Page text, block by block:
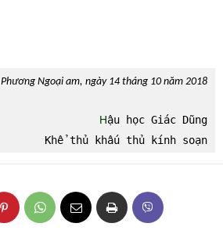
Phương Ngoại am, ngày 14 tháng 10 năm 2018
Hậu học Giác Dũng
Khể thủ khấu thủ kính soạn